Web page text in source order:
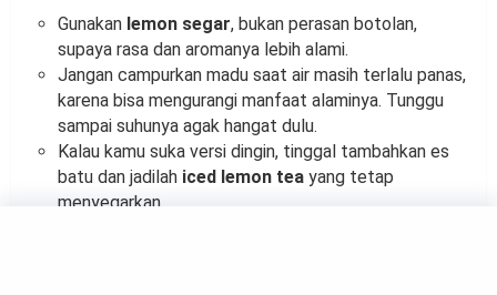
Gunakan lemon segar, bukan perasan botolan,
supaya rasa dan aromanya lebih alami.
Jangan campurkan madu saat air masih terlalu panas,
karena bisa mengurangi manfaat alaminya. Tunggu
sampai suhunya agak hangat dulu.
Kalau kamu suka versi dingin, tinggal tambahkan es
batu dan jadilah iced lemon tea yang tetap
menyegarkan.